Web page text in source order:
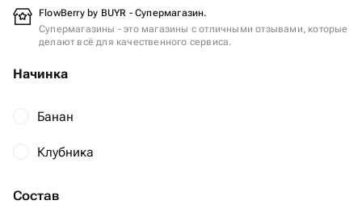
FlowBerry by BUYR - Супермагазин.
Супермагазины - это магазины с отличными отзывами, которые
делают всё для качественного сервиса.
Начинка
Банан
Клубника
Состав